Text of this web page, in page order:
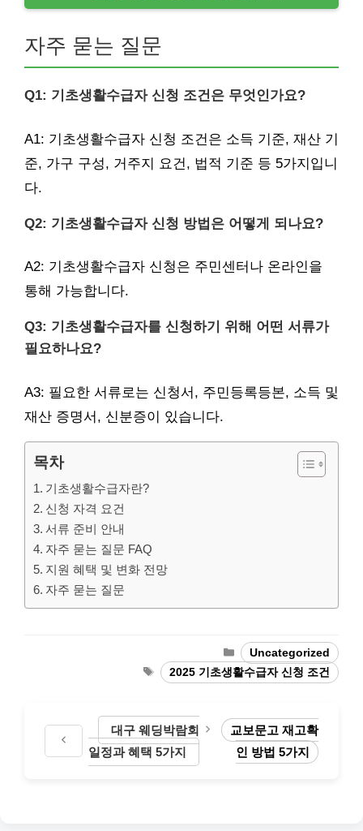
자주 묻는 질문
Q1: 기초생활수급자 신청 조건은 무엇인가요?
A1: 기초생활수급자 신청 조건은 소득 기준, 재산 기
준, 가구 구성, 거주지 요건, 법적 기준 등 5가지입니
다.
Q2: 기초생활수급자 신청 방법은 어떻게 되나요?
A2: 기초생활수급자 신청은 주민센터나 온라인을
통해 가능합니다.
Q3: 기초생활수급자를 신청하기 위해 어떤 서류가
필요하나요?
A3: 필요한 서류로는 신청서, 주민등록등본, 소득 및
재산 증명서, 신분증이 있습니다.
목차
기초생활수급자란?
신청 자격 요건
서류 준비 안내
자주 묻는 질문 FAQ
지원 혜택 및 변화 전망
자주 묻는 질문
Categories
Uncategorized
Tags
2025 기초생활수급자 신청 조건
대구 웨딩박람회
일정과 혜택 5가지
교보문고 재고확
인 방법 5가지